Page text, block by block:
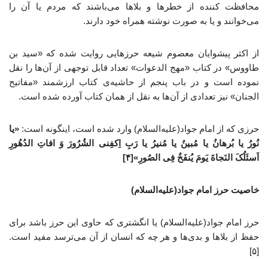
محافظت کننده از خطرها و بلاها می‌باشند که مردم یا آن را
می‌خوانند و یا به صورت نوشته همراه خود دارند.
از اکثر پیشوایان معصوم شیعه حرزهایی روایت شده که «سید بن
طاووس» در کتاب «مهج الدعوات» تعداد قابل توجهی از آن‌ها را نقل
نموده است و در باب پنجم از حاشیه‌ی کتاب ارزشمند «مفاتیح
الجنان» نیز تعدادی از آن‌ها به نقل از همان کتاب آورده شده است.
حرزی که از امام جواد(علیه‌السلام) وارد شده است، اینگونه است: «یا
نُورُ یا بُرهانُ یا مُبینُ یا مُنیرُ یا رَبِ اِکفِنی الشُرُورَ وَ افاتِ الدُهُورِ
اَسئَلُکَ النَجاةَ یَومَ یُنفَخُ فِی الصُورِ»[۴]
خاصیت حرز امام جواد(علیه‌السلام)
حرز امام جواد(علیه‌السلام) یا انگشتری که حاوی این حرز باشد برای
حفظ از بلاها و بدی‌ها و هر چه که انسان از آن می‌ترسد مفید است.
[۵]